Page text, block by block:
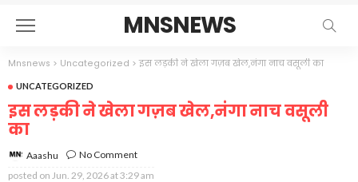
MNSNEWS
Mnsnews > Uncategorized >इस लड़की ने खेला गज़ब खेल,नंगा नाच वसूली का
UNCATEGORIZED
इस लड़की ने खेला गज़ब खेल,नंगा नाच वसूली
का
Aaashu
No Comment
posted on Jun. 29, 2026 at 3:29 am